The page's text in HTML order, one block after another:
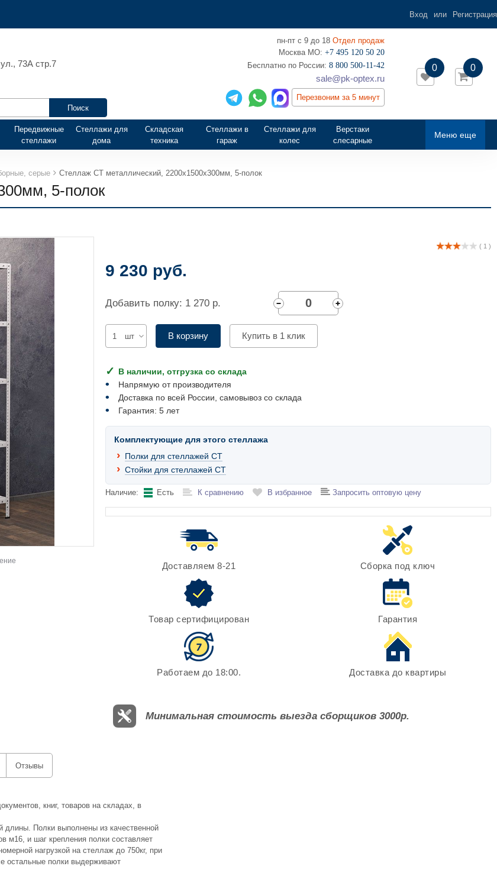
Вход или Регистрация
73А стр.7
пн-пт с 9 до 18 Отдел продаж
Москва МО: +7 495 120 50 20
‎Бесплатно по России: 8 800 500-11-42
sale@pk-optex.ru
Перезвоним за 5 минут
0
0
Меню еще
Передвижные
стеллажи
Стеллажи для
дома
Складская
техника
Стеллажи в
гараж
Стеллажи для
колес
Верстаки
слесарные
серые Стеллаж СТ металлический, 2200х1500х300мм, 5-полок
5-полок
( 1 )
9 230 руб.
Добавить полку: 1 270 р.
шт В корзину Купить в 1 клик
В наличии, отгрузка со склада
Напрямую от производителя
Доставка по всей России, самовывоз со склада
Гарантия: 5 лет
Комплектующие для этого стеллажа
Полки для стеллажей СТ
Стойки для стеллажей СТ
Наличие: Есть К сравнению В избранное Запросить оптовую цену
Доставляем 8-21 Сборка под ключ
Товар сертифицирован Гарантия
Работаем до 18:00. Доставка до квартиры
Минимальная стоимость выезда сборщиков 3000р.
Отзывы
книг, товаров на складах, в
длины. Полки выполнены из качественной
м16, и шаг крепления полки составляет
нагрузкой на стеллаж до 750кг, при
остальные полки выдерживают